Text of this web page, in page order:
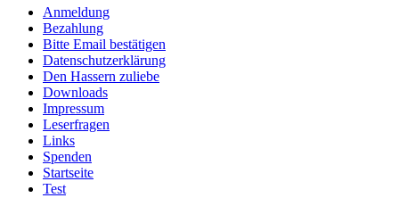
Anmeldung
Bezahlung
Bitte Email bestätigen
Datenschutzerklärung
Den Hassern zuliebe
Downloads
Impressum
Leserfragen
Links
Spenden
Startseite
Test